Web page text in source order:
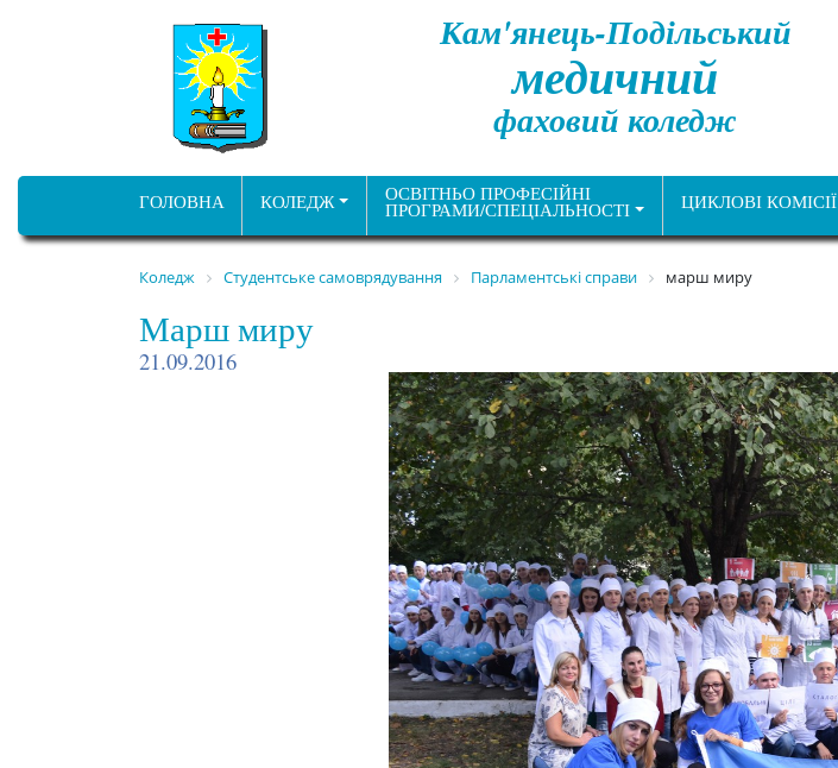
Кам'янець-Подільський
медичний
фаховий коледж
ГОЛОВНА КОЛЕДЖ ОСВІТНЬО ПРОФЕСІЙНІ
ПРОГРАМИ/СПЕЦІАЛЬНОСТІ ЦИКЛОВІ КОМІСІЇ
Коледж Студентське самоврядування Парламентські справи марш миру
Марш миру
21.09.2016